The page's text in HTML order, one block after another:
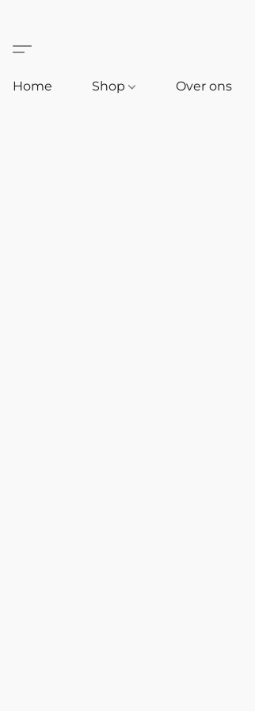
Home Shop Over ons